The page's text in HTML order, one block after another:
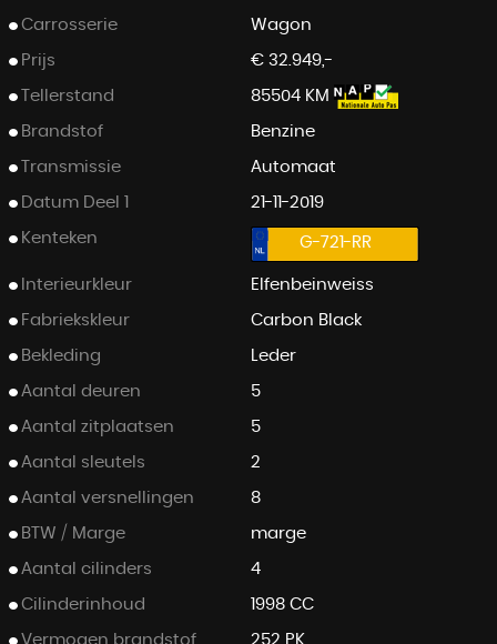
Carrosserie Wagon
Prijs € 32.949,-
Tellerstand 85504 KM
Brandstof Benzine
Transmissie Automaat
Datum Deel 1 21-11-2019
Kenteken G-721-RR
Interieurkleur Elfenbeinweiss
Fabriekskleur Carbon Black
Bekleding Leder
Aantal deuren 5
Aantal zitplaatsen 5
Aantal sleutels 2
Aantal versnellingen 8
BTW / Marge marge
Aantal cilinders 4
Cilinderinhoud 1998 CC
Vermogen brandstof 252 PK